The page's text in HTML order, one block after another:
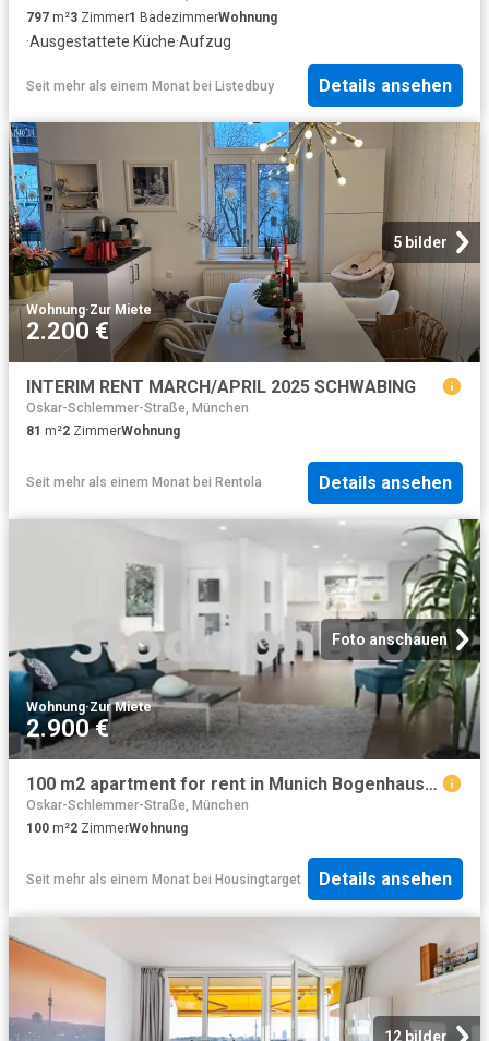
797 m²3 Zimmer1 BadezimmerWohnung
·Ausgestattete Küche·Aufzug
Seit mehr als einem Monat bei Listedbuy Details ansehen
5 bilder
Wohnung·Zur Miete
2.200 €
INTERIM RENT MARCH/APRIL 2025 SCHWABING
Oskar-Schlemmer-Straße, München
81 m²2 ZimmerWohnung
Seit mehr als einem Monat bei Rentola Details ansehen
Foto anschauen
Wohnung·Zur Miete
2.900 €
100 m2 apartment for rent in Munich Bogenhausen
Oskar-Schlemmer-Straße, München
100 m²2 ZimmerWohnung
Seit mehr als einem Monat bei Housingtarget Details ansehen
12 bilder